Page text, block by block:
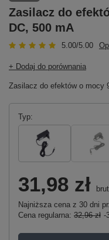
Zasilacz do
DC, 500 mA
5.00/5.00
+ Dodaj do porównania
Zasilacz do efektów o mocy
Typ
31,98 zł
Najniższa cena z 30 dni
Cena regularna: 32,96 zł -